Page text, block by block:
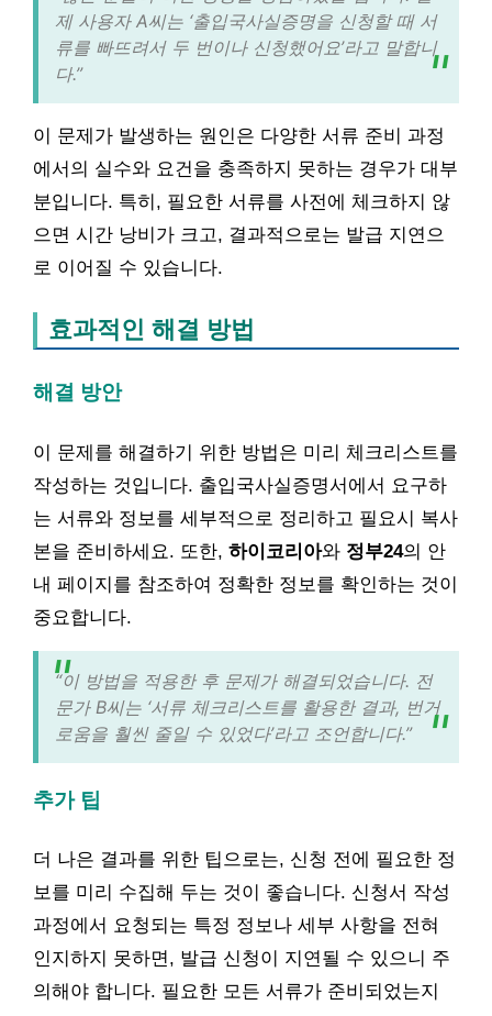
제 사용자 A씨는 ‘출입국사실증명을 신청할 때 서
류를 빠뜨려서 두 번이나 신청했어요’라고 말합니
다.”
이 문제가 발생하는 원인은 다양한 서류 준비 과정
에서의 실수와 요건을 충족하지 못하는 경우가 대부
분입니다. 특히, 필요한 서류를 사전에 체크하지 않
으면 시간 낭비가 크고, 결과적으로는 발급 지연으
로 이어질 수 있습니다.
효과적인 해결 방법
해결 방안
이 문제를 해결하기 위한 방법은 미리 체크리스트를
작성하는 것입니다. 출입국사실증명서에서 요구하
는 서류와 정보를 세부적으로 정리하고 필요시 복사
본을 준비하세요. 또한, 하이코리아와 정부24의 안
내 페이지를 참조하여 정확한 정보를 확인하는 것이
중요합니다.
“이 방법을 적용한 후 문제가 해결되었습니다. 전
문가 B씨는 ‘서류 체크리스트를 활용한 결과, 번거
로움을 훨씬 줄일 수 있었다’라고 조언합니다.”
추가 팁
더 나은 결과를 위한 팁으로는, 신청 전에 필요한 정
보를 미리 수집해 두는 것이 좋습니다. 신청서 작성
과정에서 요청되는 특정 정보나 세부 사항을 전혀
인지하지 못하면, 발급 신청이 지연될 수 있으니 주
의해야 합니다. 필요한 모든 서류가 준비되었는지